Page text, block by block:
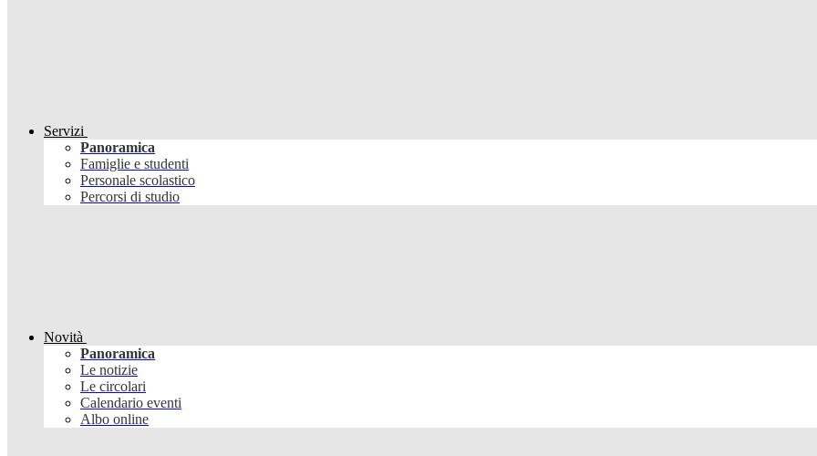
Servizi
Panoramica
Famiglie e studenti
Personale scolastico
Percorsi di studio
Novità
Panoramica
Le notizie
Le circolari
Calendario eventi
Albo online